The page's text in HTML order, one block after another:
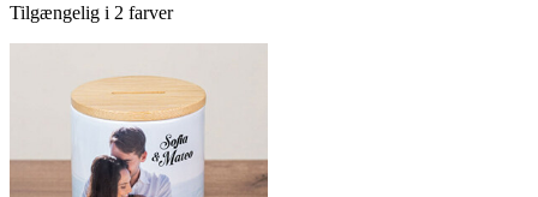
Tilgængelig i 2 farver